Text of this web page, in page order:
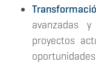
avanzadas
proyectos